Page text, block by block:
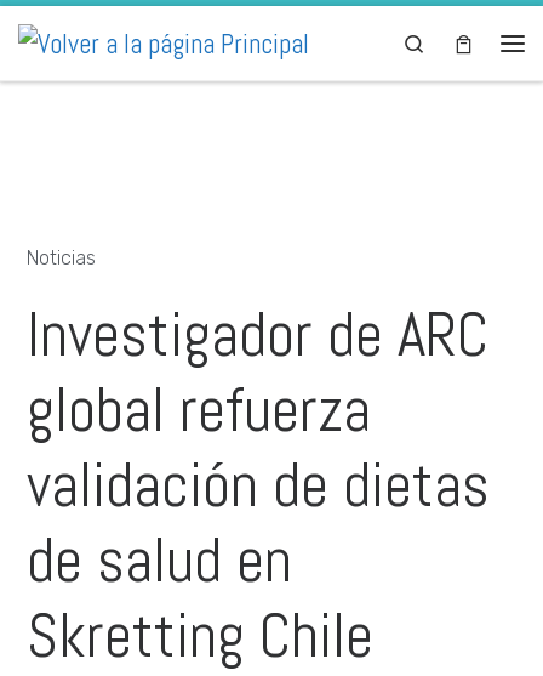
Skip to content Search
Noticias
Investigador de ARC
global refuerza
validación de dietas
de salud en
Skretting Chile